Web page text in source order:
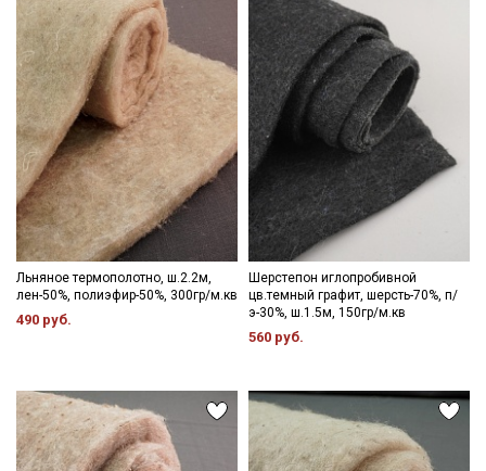
Льняное термополотно, ш.2.2м,
лен-50%, полиэфир-50%, 300гр/м.кв
490 руб.
Шерстепон иглопробивной
цв.темный графит, шерсть-70%, п/
э-30%, ш.1.5м, 150гр/м.кв
560 руб.
Секретная рассылка от Купава
Мы публикуем здесь дополнительные
промокоды и скидки до 30% на узкие
категории тканей
Электронная почта
Подписаться
Ознакомлен(а) с Политикой обработки персональных